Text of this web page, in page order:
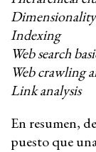
Indexing
Web search
Web crawling
Link analysis
En resumen,
puesto que